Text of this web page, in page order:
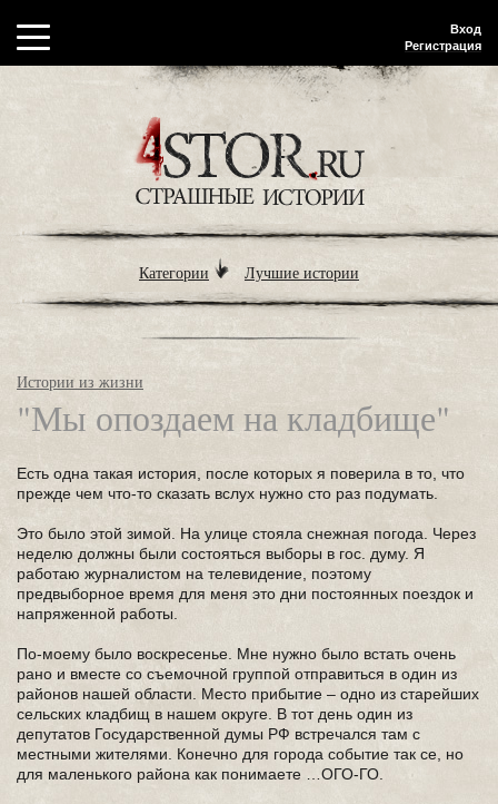
Вход
Регистрация
Категории Лучшие истории
Истории из жизни
"Мы опоздаем на кладбище"
Есть одна такая история, после которых я поверила в то, что
прежде чем что-то сказать вслух нужно сто раз подумать.
Это было этой зимой. На улице стояла снежная погода. Через
неделю должны были состояться выборы в гос. думу. Я
работаю журналистом на телевидение, поэтому
предвыборное время для меня это дни постоянных поездок и
напряженной работы.
По-моему было воскресенье. Мне нужно было встать очень
рано и вместе со съемочной группой отправиться в один из
районов нашей области. Место прибытие – одно из старейших
сельских кладбищ в нашем округе. В тот день один из
депутатов Государственной думы РФ встречался там с
местными жителями. Конечно для города событие так се, но
для маленького района как понимаете …ОГО-ГО.